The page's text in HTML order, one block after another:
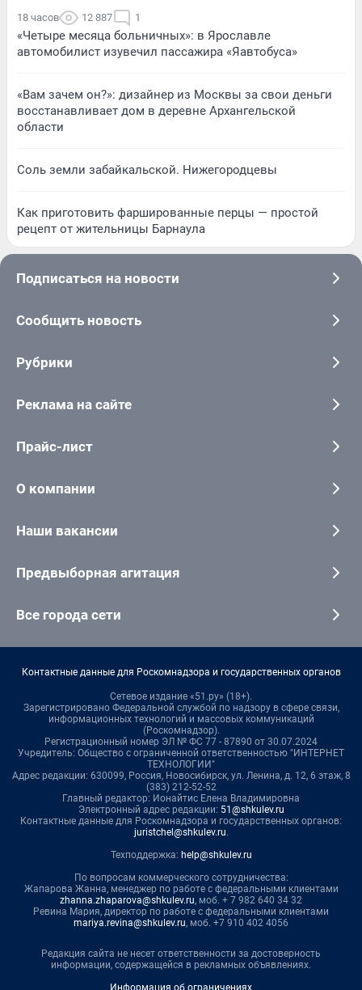
18 часов 12 887 1
«Четыре месяца больничных»: в Ярославле
автомобилист изувечил пассажира «Яавтобуса»
«Вам зачем он?»: дизайнер из Москвы за свои деньги
восстанавливает дом в деревне Архангельской
области
Соль земли забайкальской. Нижегородцевы
Как приготовить фаршированные перцы — простой
рецепт от жительницы Барнаула
Подписаться на новости
Сообщить новость
Рубрики
Реклама на сайте
Прайс-лист
О компании
Наши вакансии
Предвыборная агитация
Все города сети
Контактные данные для Роскомнадзора и государственных органов
Сетевое издание «51.ру» (18+).
Зарегистрировано Федеральной службой по надзору в сфере связи,
информационных технологий и массовых коммуникаций
(Роскомнадзор).
Регистрационный номер ЭЛ № ФС 77 - 87890 от 30.07.2024
Учредитель: Общество с ограниченной ответственностью "ИНТЕРНЕТ
ТЕХНОЛОГИИ"
Адрес редакции: 630099, Россия, Новосибирск, ул. Ленина, д. 12, 6 этаж, 8
(383) 212-52-52
Главный редактор: Ионайтис Елена Владимировна
Электронный адрес редакции: 51@shkulev.ru
Контактные данные для Роскомнадзора и государственных органов:
juristchel@shkulev.ru.
Техподдержка: help@shkulev.ru
По вопросам коммерческого сотрудничества:
Жапарова Жанна, менеджер по работе с федеральными клиентами
zhanna.zhaparova@shkulev.ru, моб. + 7 982 640 34 32
Ревина Мария, директор по работе с федеральными клиентами
mariya.revina@shkulev.ru, моб. +7 910 402 4056
Редакция сайта не несет ответственности за достоверность
информации, содержащейся в рекламных объявлениях.
Информация об ограничениях